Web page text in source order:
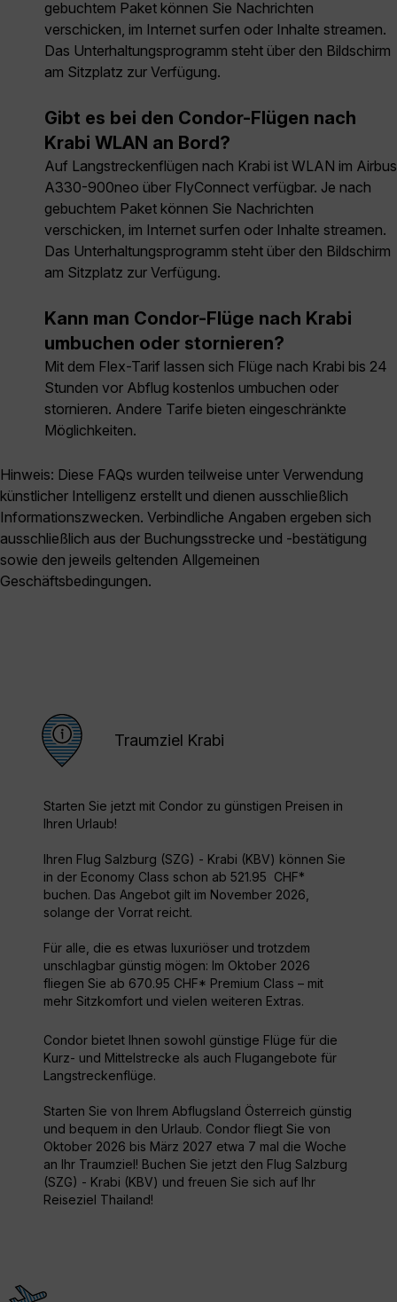
gebuchtem Paket können Sie Nachrichten
verschicken, im Internet surfen oder Inhalte streamen.
Das Unterhaltungsprogramm steht über den Bildschirm
am Sitzplatz zur Verfügung.
Gibt es bei den Condor-Flügen nach
Krabi WLAN an Bord?
Auf Langstreckenflügen nach Krabi ist WLAN im Airbus
A330-900neo über FlyConnect verfügbar. Je nach
gebuchtem Paket können Sie Nachrichten
verschicken, im Internet surfen oder Inhalte streamen.
Das Unterhaltungsprogramm steht über den Bildschirm
am Sitzplatz zur Verfügung.
Kann man Condor-Flüge nach Krabi
umbuchen oder stornieren?
Mit dem Flex-Tarif lassen sich Flüge nach Krabi bis 24
Stunden vor Abflug kostenlos umbuchen oder
stornieren. Andere Tarife bieten eingeschränkte
Möglichkeiten.
Hinweis: Diese FAQs wurden teilweise unter Verwendung
künstlicher Intelligenz erstellt und dienen ausschließlich
Informationszwecken. Verbindliche Angaben ergeben sich
ausschließlich aus der Buchungsstrecke und -bestätigung
sowie den jeweils geltenden Allgemeinen
Geschäftsbedingungen.
Traumziel Krabi
Starten Sie jetzt mit Condor zu günstigen Preisen in
Ihren Urlaub!
Ihren Flug Salzburg (SZG) - Krabi (KBV) können Sie
in der Economy Class schon ab 521.95 CHF*
buchen. Das Angebot gilt im November 2026,
solange der Vorrat reicht.
Für alle, die es etwas luxuriöser und trotzdem
unschlagbar günstig mögen: Im Oktober 2026
fliegen Sie ab 670.95 CHF* Premium Class – mit
mehr Sitzkomfort und vielen weiteren Extras.
Condor bietet Ihnen sowohl günstige Flüge für die
Kurz- und Mittelstrecke als auch Flugangebote für
Langstreckenflüge.
Starten Sie von Ihrem Abflugsland Österreich günstig
und bequem in den Urlaub. Condor fliegt Sie von
Oktober 2026 bis März 2027 etwa 7 mal die Woche
an Ihr Traumziel! Buchen Sie jetzt den Flug Salzburg
(SZG) - Krabi (KBV) und freuen Sie sich auf Ihr
Reiseziel Thailand!